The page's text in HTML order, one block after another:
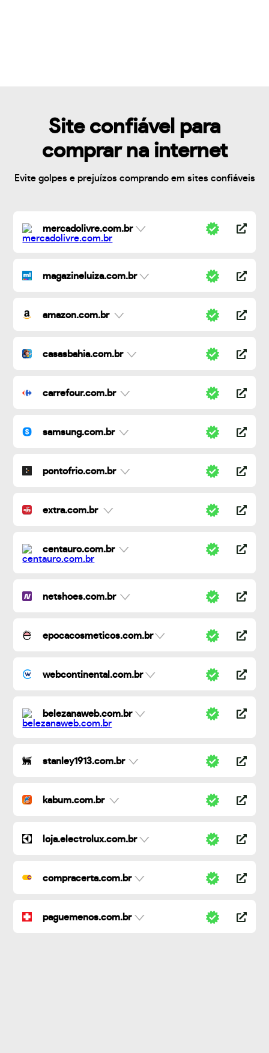
Site confiável para
comprar na internet
Evite golpes e prejuízos comprando em sites confiáveis
mercadolivre.com.br
magazineluiza.com.br
amazon.com.br
casasbahia.com.br
carrefour.com.br
samsung.com.br
pontofrio.com.br
extra.com.br
centauro.com.br
netshoes.com.br
epocacosmeticos.com.br
webcontinental.com.br
belezanaweb.com.br
stanley1913.com.br
kabum.com.br
loja.electrolux.com.br
compracerta.com.br
paguemenos.com.br